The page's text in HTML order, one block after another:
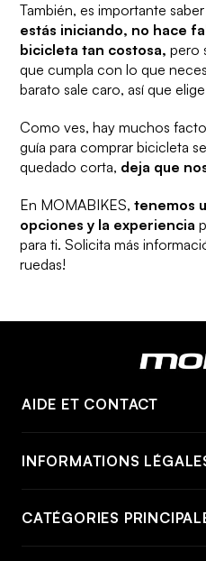
También, es importante
estás iniciando, no hace
bicicleta tan costosa, pero
que cumpla con lo que
barato sale caro, así que
Como ves, hay muchos
guía para comprar bicicleta
quedado corta, deja que
En MOMABIKES,tenemos
opciones y la experiencia
para ti. Solicita más
ruedas!
AIDE ET CONTACT
INFORMATIONS
CATÉGORIES